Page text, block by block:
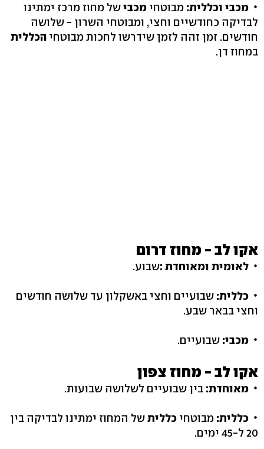
מכבי וכללית: מבוטחי מכבישל מחוז מרכז ימתינו
לבדיקה כחודשיים וחצי, ומבוטחי השרון - שלושה
חודשים. זמן זהה לזמן שידרשו לחכות מבוטחי הכללית
במחוז דן.
אקו לב - מחוז דרום
לאומית ומאוחדת :שבוע.
כללית: שבועיים וחצי באשקלון עד שלושה חודשים
וחצי בבאר שבע.
מכבי: שבועיים.
אקו לב - מחוז צפון
מאוחדת: בין שבועיים לשלושה שבועות.
כללית: מבוטחי כלליתשל המחוז ימתינו לבדיקה בין
20 ל-45 ימים.